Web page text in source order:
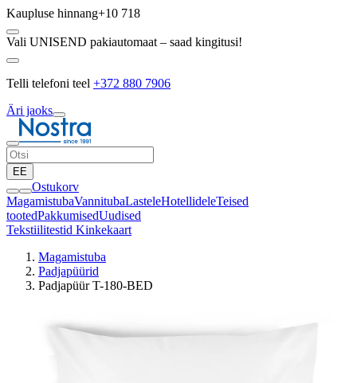
Kaupluse hinnang+10 718
Vali UNISEND pakiautomaat – saad kingitusi!
Telli telefoni teel +372 880 7906
Äri jaoks
EE
Ostukorv
MagamistubaVannitubaLasteleHotellideleTeised
tootedPakkumisedUudised
Tekstiilitestid Kinkekaart
Magamistuba
Padjapüürid
Padjapüür T-180-BED